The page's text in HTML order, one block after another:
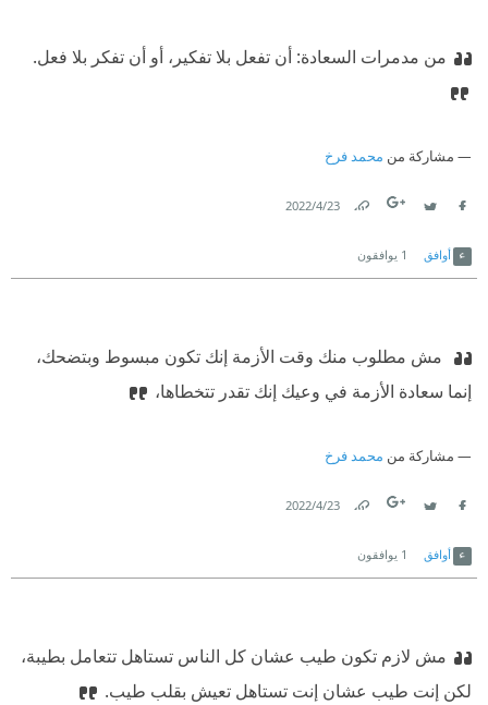
‫من مدمرات السعادة: أن تفعل بلا تفكير، أو أن تفكر بلا فعل.
مشاركة من محمد فرخ
23‏/4‏/2022
أوافق 1 يوافقون
‫ مش مطلوب منك وقت الأزمة إنك تكون مبسوط وبتضحك،
إنما سعادة الأزمة في وعيك إنك تقدر تتخطاها،
مشاركة من محمد فرخ
23‏/4‏/2022
أوافق 1 يوافقون
مش لازم تكون طيب عشان كل الناس تستاهل تتعامل بطيبة،
لكن إنت طيب عشان إنت تستاهل تعيش بقلب طيب.